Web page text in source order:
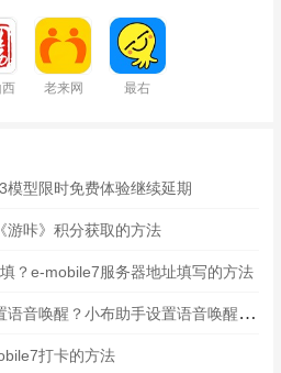
西 老来网 最右
模型限时免费体验继续延期
游咔》积分获取的方法
？e-mobile7服务器地址填写的方法
小布智能语音助手如何设置语音唤醒？小布助手设置语音唤醒的方法
打卡的方法